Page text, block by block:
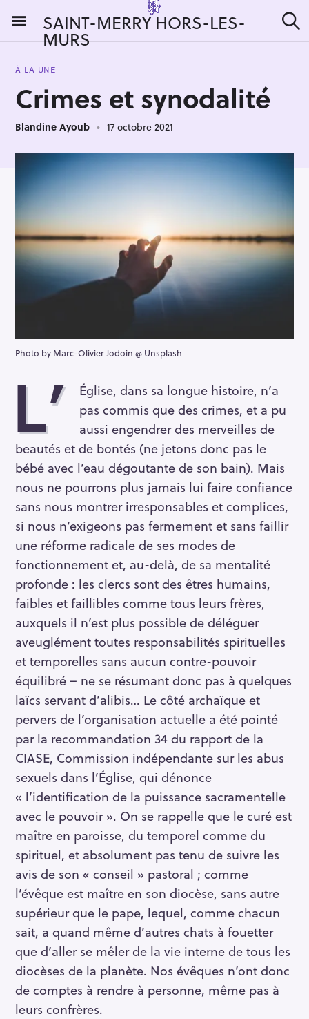
i
SAINT-MERRY HORS-LES-
MURS e
:
À LA UNE
Crimes et synodalité
Blandine Ayoub 17 octobre 2021
Photo by Marc-Olivier Jodoin @ Unsplash
L’
Église, dans sa longue histoire, n’a
pas commis que des crimes, et a pu
aussi engendrer des merveilles de
beautés et de bontés (ne jetons donc pas le
bébé avec l’eau dégoutante de son bain). Mais
nous ne pourrons plus jamais lui faire confiance
sans nous montrer irresponsables et complices,
si nous n’exigeons pas fermement et sans faillir
une réforme radicale de ses modes de
fonctionnement et, au-delà, de sa mentalité
profonde : les clercs sont des êtres humains,
faibles et faillibles comme tous leurs frères,
auxquels il n’est plus possible de déléguer
aveuglément toutes responsabilités spirituelles
et temporelles sans aucun contre-pouvoir
équilibré – ne se résumant donc pas à quelques
laïcs servant d’alibis… Le côté archaïque et
pervers de l’organisation actuelle a été pointé
par la recommandation 34 du rapport de la
CIASE, Commission indépendante sur les abus
sexuels dans l’Église, qui dénonce
« l’identification de la puissance sacramentelle
avec le pouvoir ». On se rappelle que le curé est
maître en paroisse, du temporel comme du
spirituel, et absolument pas tenu de suivre les
avis de son « conseil » pastoral ; comme
l’évêque est maître en son diocèse, sans autre
supérieur que le pape, lequel, comme chacun
sait, a quand même d’autres chats à fouetter
que d’aller se mêler de la vie interne de tous les
diocèses de la planète. Nos évêques n’ont donc
de comptes à rendre à personne, même pas à
leurs confrères.